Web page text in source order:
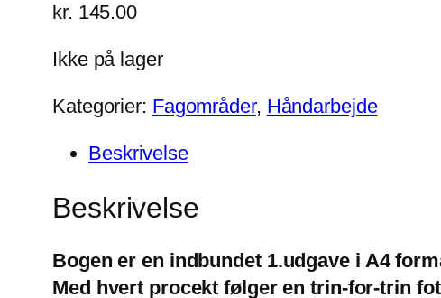
kr. 145.00
Ikke på lager
Kategorier: Fagområder, Håndarbejde
Beskrivelse
Beskrivelse
Bogen er en indbundet 1.udgave i A4
Med hvert procekt følger en trin-for-trin